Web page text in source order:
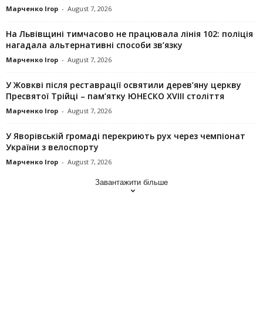
Марченко Ігор - August 7, 2026
На Львівщині тимчасово не працювала лінія 102: поліція
нагадала альтернативні способи зв’язку
Марченко Ігор - August 7, 2026
У Жовкві після реставрації освятили дерев’яну церкву
Пресвятої Трійці – пам’ятку ЮНЕСКО XVIII століття
Марченко Ігор - August 7, 2026
У Яворівській громаді перекриють рух через чемпіонат
України з велоспорту
Марченко Ігор - August 7, 2026
Завантажити більше